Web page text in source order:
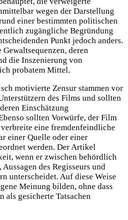
wegen der Darstellung
einer bestimmten politischen
zugängliche Begründung
Punkt jedoch anders.
deren
die Inszenierung von
probatem Mittel.
motivierte Zensur stammen vor
des Films und sollten
Einschätzung
sollten Vorwürfe, der Film
eine fremdenfeindliche
einer Quelle oder einer
werden. Der Artikel
wenn er zwischen behördlich
des Regisseurs und
unterscheidet. Auf diese Weise
Meinung bilden, ohne dass
als gesicherte Tatsachen